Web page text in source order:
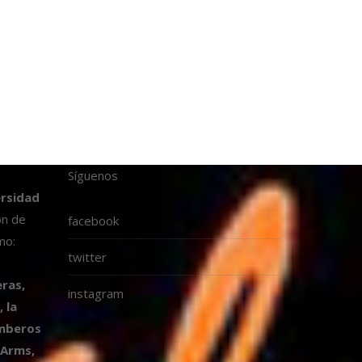
de
la
Síguenos
facebook
twitter
instagram